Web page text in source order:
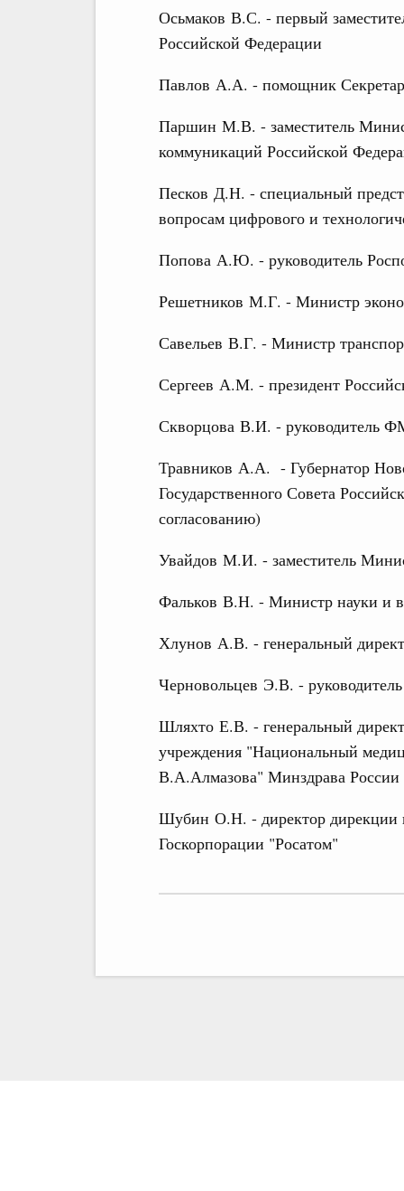
Осьмаков В.С. - первый
Российской Федерации
Павлов А.А. - помощник
Паршин М.В. - заместитель
коммуникаций Российской
Песков Д.Н. - специальный
вопросам цифрового и
Попова А.Ю. - руководитель
Решетников М.Г. - Министр
Савельев В.Г. - Министр
Сергеев А.М. - президент
Скворцова В.И. - руководитель
Травников А.А. - Губернатор
Государственного Совета
согласованию)
Увайдов М.И. - заместитель
Фальков В.Н. - Министр науки и
Хлунов А.В. - генеральный
Черновольцев Э.В. -
Шляхто Е.В. - генеральный
учреждения "Национальный
В.А.Алмазова" Минздрава России
Шубин О.Н. - директор дирекции
Госкорпорации "Росатом"